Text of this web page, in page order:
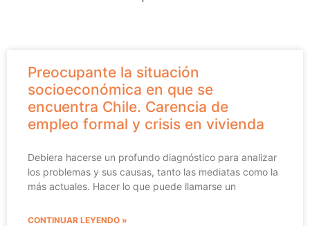
Preocupante la situación
socioeconómica en que se
encuentra Chile. Carencia de
empleo formal y crisis en vivienda
Debiera hacerse un profundo diagnóstico para analizar
los problemas y sus causas, tanto las mediatas como la
más actuales. Hacer lo que puede llamarse un
CONTINUAR LEYENDO »